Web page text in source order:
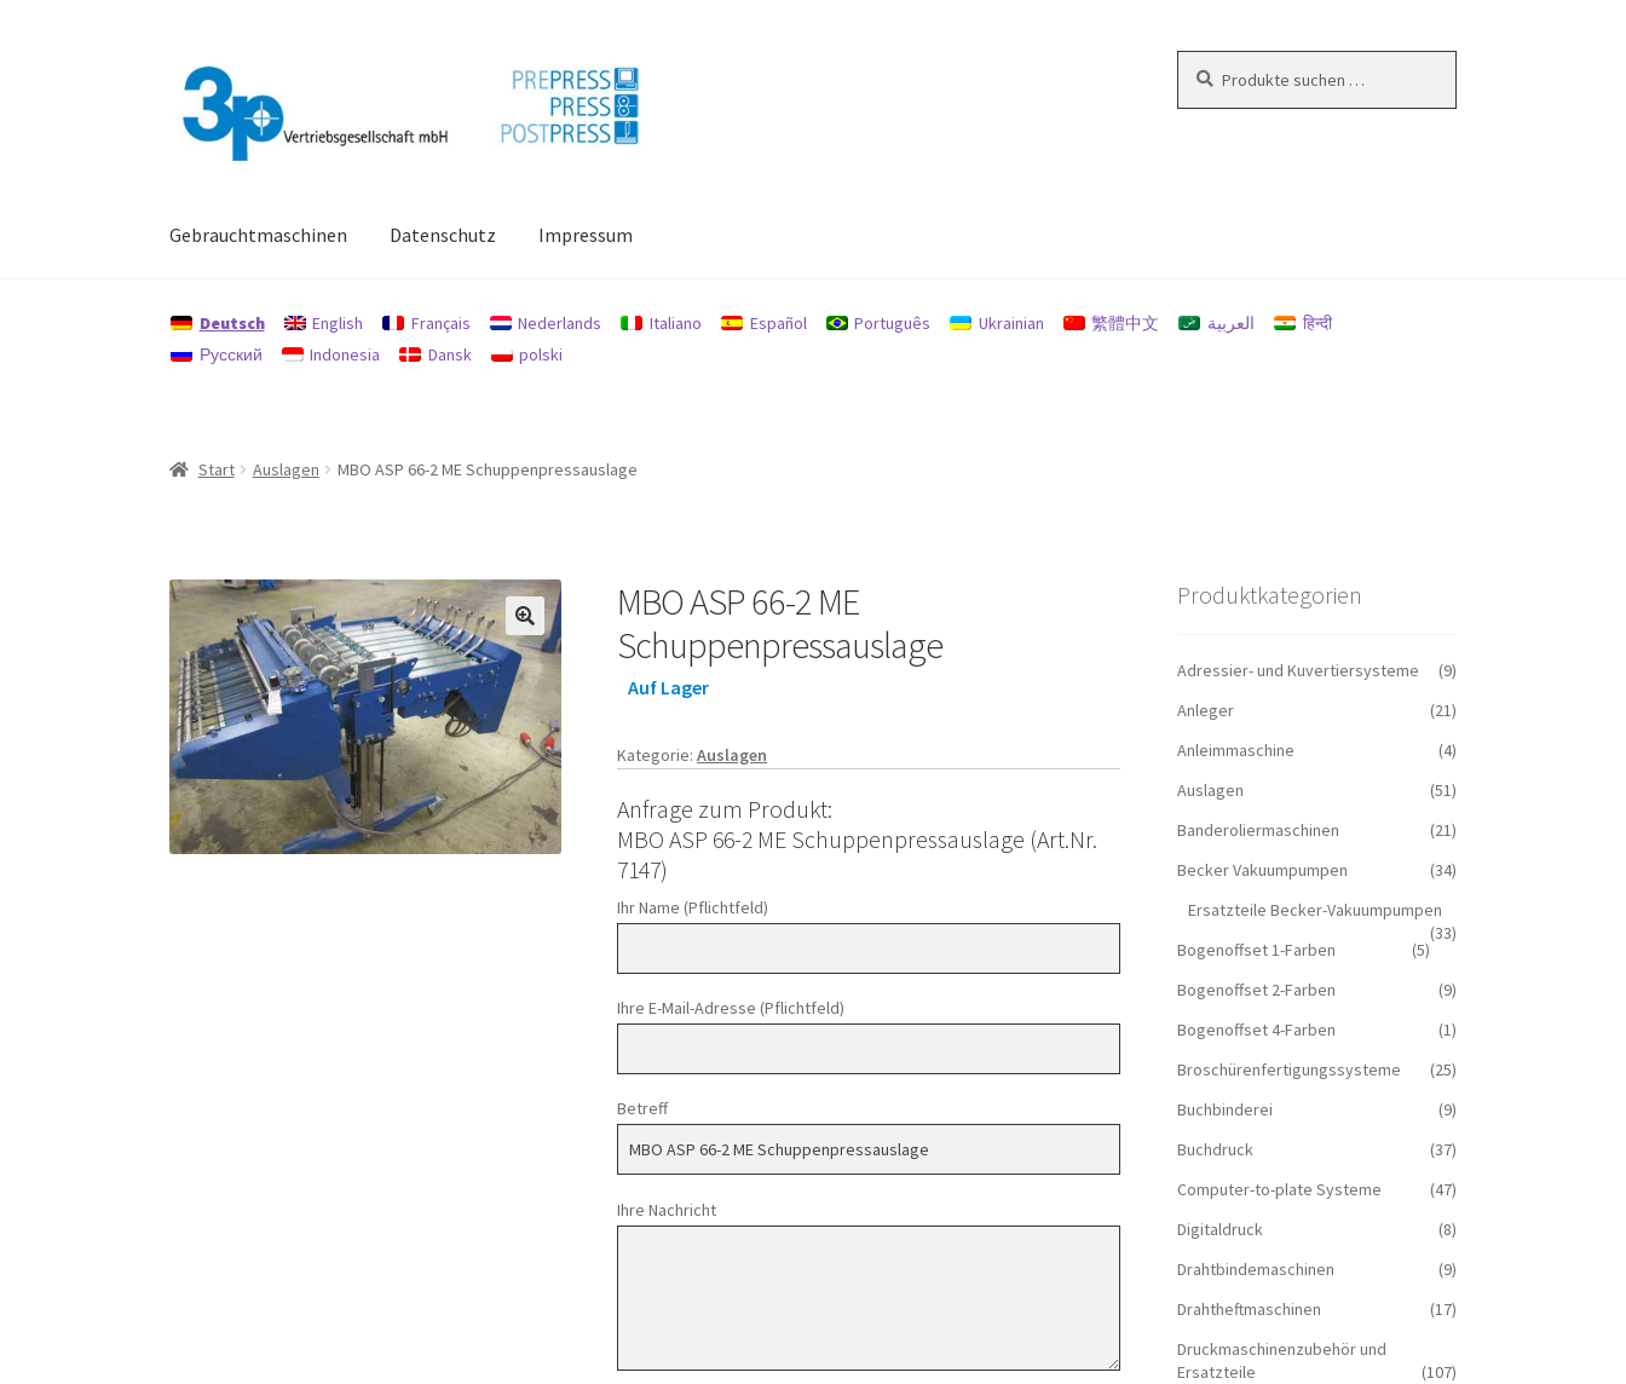
Navigation
springen
Zum
Inhalt
springen
nach:
Gebrauchtmaschinen Datenschutz Impressum
Deutsch English Français Nederlands Italiano Español Português Ukrainian 繁體中文 العربية
हिन्दी
Русский
Indonesia Dansk polski
Start Auslagen MBO ASP 66-2 ME Schuppenpressauslage
MBO ASP 66-2 ME
Schuppenpressauslage
Auf Lager
Kategorie:Auslagen
Anfrage zum Produkt:
MBO ASP 66-2 ME Schuppenpressauslage (Art.Nr.
7147)
Ihr Name (Pflichtfeld)
Ihre E-Mail-Adresse (Pflichtfeld)
Betreff
Ihre Nachricht
Produktkategorien
Adressier- und Kuvertiersysteme
(9)
Anleger
(21)
Anleimmaschine
(4)
Auslagen
(51)
Banderoliermaschinen
(21)
Becker Vakuumpumpen
(34)
Ersatzteile Becker-Vakuumpumpen
(33)
Bogenoffset 1-Farben
(5)
Bogenoffset 2-Farben
(9)
Bogenoffset 4-Farben
(1)
Broschürenfertigungssysteme
(25)
Buchbinderei
(9)
Buchdruck
(37)
Computer-to-plate Systeme
(47)
Digitaldruck
(8)
Drahtbindemaschinen
(9)
Drahtheftmaschinen
(17)
Druckmaschinenzubehör und
Ersatzteile
(107)